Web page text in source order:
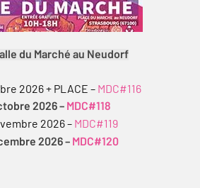
du Marché au Neudorf
2026 + PLACE – MDC#116
2026 – MDC#118
2026 – MDC#119
2026 – MDC#120